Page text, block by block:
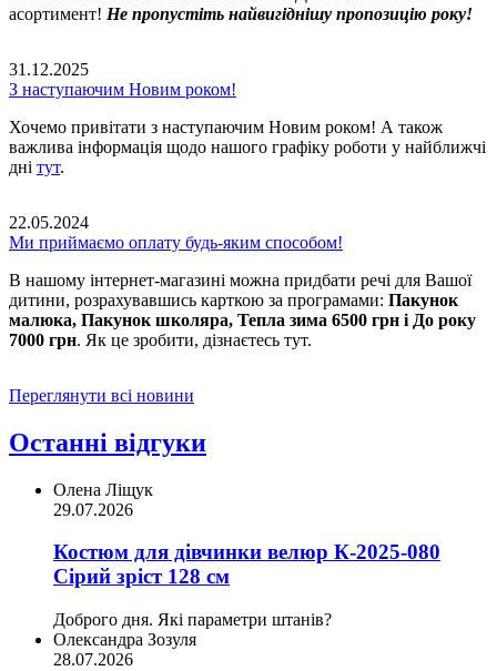
асортимент! Не пропустіть найвигіднішу пропозицію року!
31.12.2025
З наступаючим Новим роком!
Хочемо привітати з наступаючим Новим роком! А також
важлива інформація щодо нашого графіку роботи у найближчі
дні тут.
22.05.2024
Ми приймаємо оплату будь-яким способом!
В нашому інтернет-магазині можна придбати речі для Вашої
дитини, розрахувавшись карткою за програмами: Пакунок
малюка, Пакунок школяра, Тепла зима 6500 грн і До року
7000 грн. Як це зробити, дізнаєтесь тут.
Переглянути всі новини
Останні відгуки
Олена Ліщук
29.07.2026
Костюм для дівчинки велюр К-2025-080
Сірий зріст 128 см
Доброго дня. Які параметри штанів?
Олександра Зозуля
28.07.2026